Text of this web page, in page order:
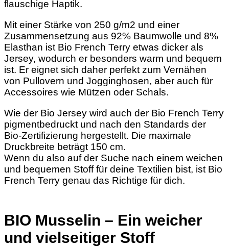
flauschige Haptik.
Mit einer Stärke von 250 g/m2 und einer
Zusammensetzung aus 92% Baumwolle und 8%
Elasthan ist Bio French Terry etwas dicker als
Jersey, wodurch er besonders warm und bequem
ist. Er eignet sich daher perfekt zum Vernähen
von Pullovern und Jogginghosen, aber auch für
Accessoires wie Mützen oder Schals.
Wie der Bio Jersey wird auch der Bio French Terry
pigmentbedruckt und nach den Standards der
Bio-Zertifizierung hergestellt. Die maximale
Druckbreite beträgt 150 cm.
Wenn du also auf der Suche nach einem weichen
und bequemen Stoff für deine Textilien bist, ist Bio
French Terry genau das Richtige für dich.
BIO Musselin – Ein weicher
und vielseitiger Stoff